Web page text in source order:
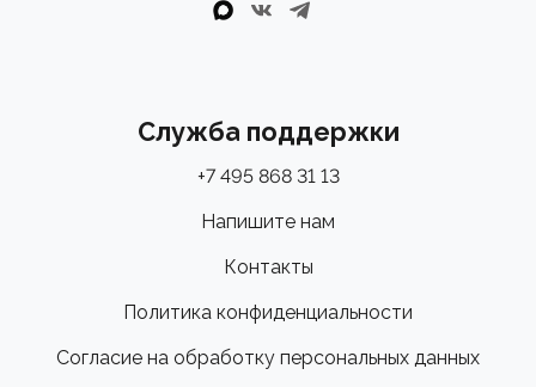
аэродинамическая рама. Он использует Y1Rs на
Оформите заказ онлайн с удобной доставкой в
интернет-магазине "Велоспорт" или загляните в один
профессиональную консультацию и помочь с
Служба поддержки
+7 495 868 31 13
Напишите нам
Контакты
Политика конфиденциальности
Согласие на обработку персональных данных